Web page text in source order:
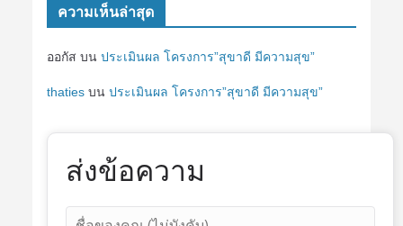
ความเห็นล่าสุด
ออกัส บน ประเมินผล โครงการ”สุขาดี มีความสุข”
thatiesบน ประเมินผล โครงการ”สุขาดี มีความสุข”
ส่งข้อความ